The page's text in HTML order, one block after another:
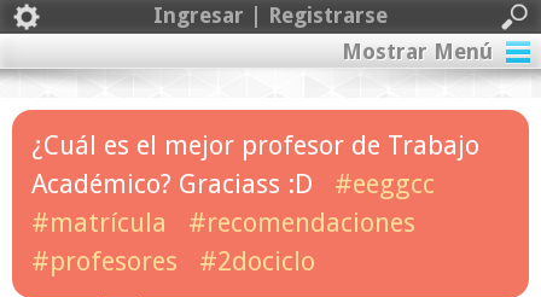
Ingresar | Registrarse
Mostrar Menú
¿Cuál es el mejor profesor de Trabajo
Académico? Graciass :D
#eeggcc
#matrícula
#recomendaciones
#profesores
#2dociclo